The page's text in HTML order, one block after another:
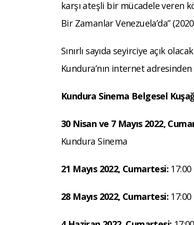
karşı ateşli bir mücadele veren
Bir Zamanlar Venezuela’da”
Sınırlı sayıda seyirciye açık
Kundura’nın internet
Kundura Sinema Belgesel
30 Nisan ve 7 Mayıs 2022,
Kundura Sinema
21 Mayıs 2022, Cumartesi:
28 Mayıs 2022, Cumartesi: